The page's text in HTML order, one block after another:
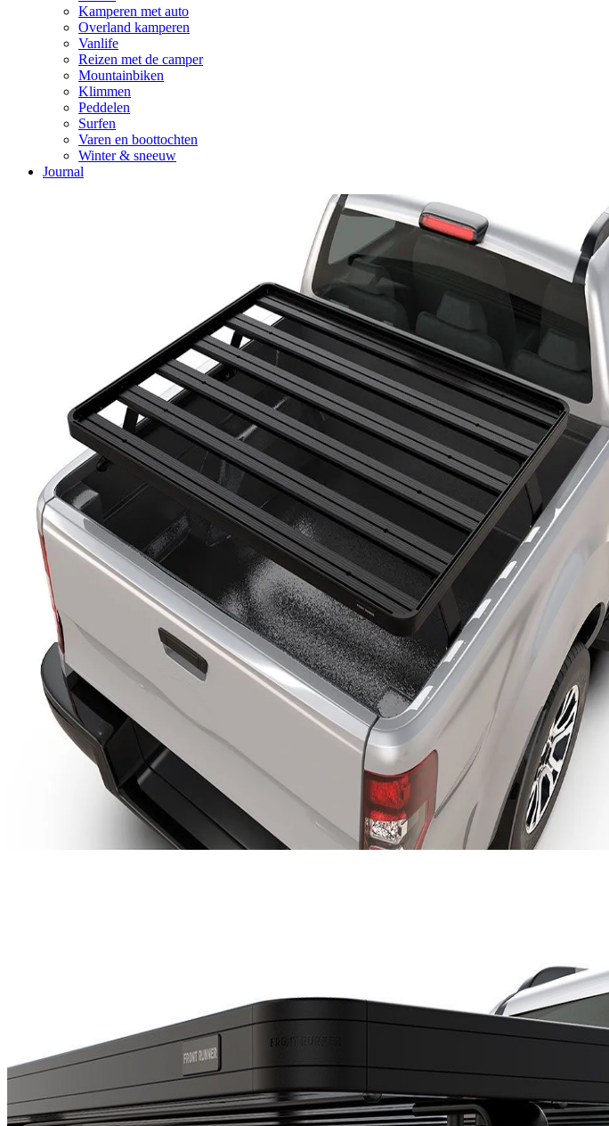
Kamperen met auto
Overland kamperen
Vanlife
Reizen met de camper
Mountainbiken
Klimmen
Peddelen
Surfen
Varen en boottochten
Winter & sneeuw
Journal